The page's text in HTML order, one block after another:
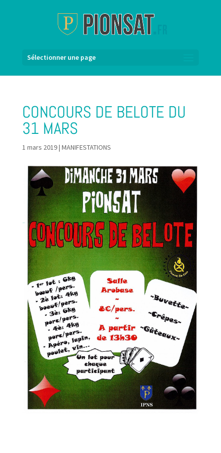
Sélectionner une page
CONCOURS DE BELOTE DU
31 MARS
1 mars 2019| MANIFESTATIONS